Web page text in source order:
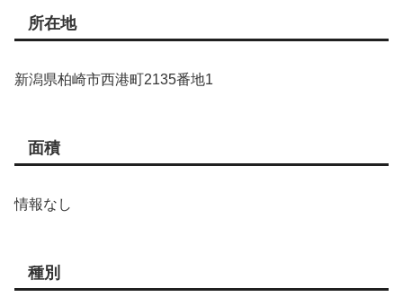
所在地
新潟県柏崎市西港町2135番地1
面積
情報なし
種別